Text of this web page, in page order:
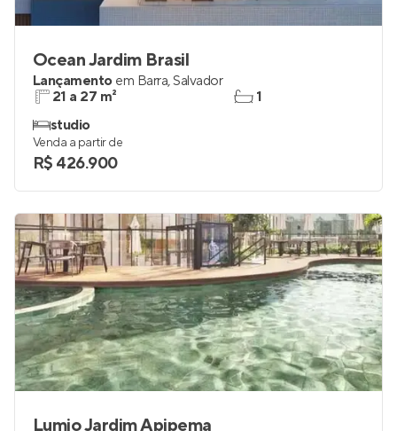
Ocean Jardim Brasil
Lançamento em Barra,Salvador
21 a 27 m²
studio
1
Venda a partir de
R$ 426.900
Lumio Jardim Apipema